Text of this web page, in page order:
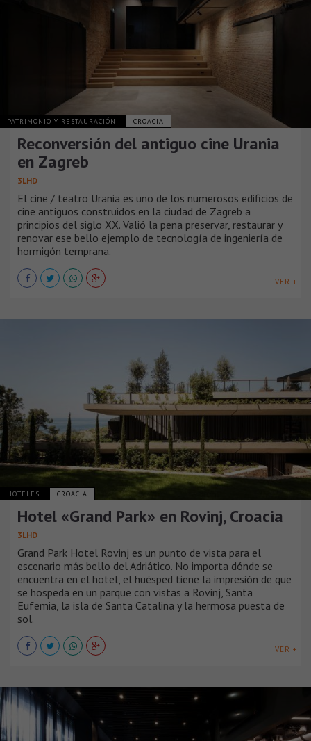
PATRIMONIO Y RESTAURACIÓN CROACIA
Reconversión del antiguo cine Urania
en Zagreb
3LHD
El cine / teatro Urania es uno de los numerosos edificios de
cine antiguos construidos en la ciudad de Zagreb a
principios del siglo XX. Valió la pena preservar, restaurar y
renovar ese bello ejemplo de tecnología de ingeniería de
hormigón temprana.
VER +
HOTELES CROACIA
Hotel «Grand Park» en Rovinj, Croacia
3LHD
Grand Park Hotel Rovinj es un punto de vista para el
escenario más bello del Adriático. No importa dónde se
encuentra en el hotel, el huésped tiene la impresión de que
se hospeda en un parque con vistas a Rovinj, Santa
Eufemia, la isla de Santa Catalina y la hermosa puesta de
sol.
VER +